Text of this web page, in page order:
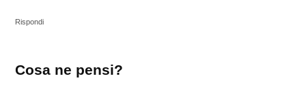
Rispondi
un
Cosa ne pensi?